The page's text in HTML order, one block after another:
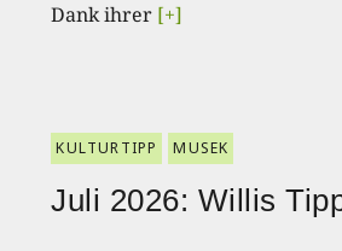
Dank ihrer [+]
KULTURTIPP MUSEK
Juli 2026: Willis